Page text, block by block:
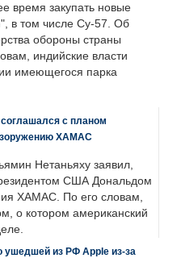
время закупать новые
в том числе Су-57. Об
обороны страны
индийские власти
имеющегося парка
с планом
ХАМАС
Нетаньяху заявил,
США Дональдом
ХАМАС. По его словам,
о котором американский
ушедшей из РФ Apple из-за